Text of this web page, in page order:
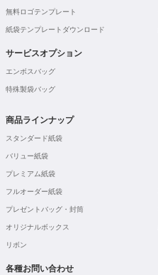
無料ロゴテンプレート
紙袋テンプレートダウンロード
サービスオプション
エンボスバッグ
特殊製袋バッグ
商品ラインナップ
スタンダード紙袋
バリュー紙袋
プレミアム紙袋
フルオーダー紙袋
プレゼントバッグ・封筒
オリジナルボックス
リボン
各種お問い合わせ